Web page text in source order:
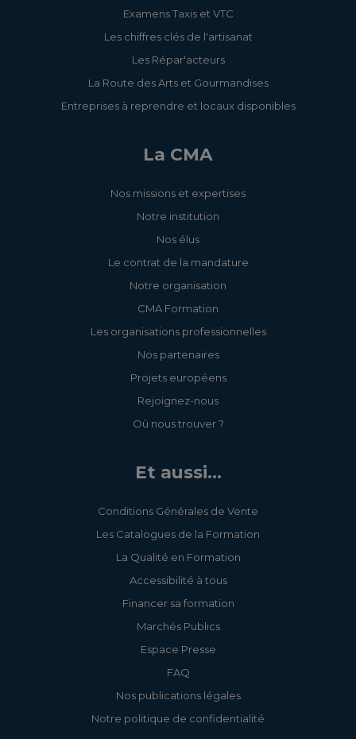
Examens Taxis et VTC
Les chiffres clés de l'artisanat
Les Répar'acteurs
La Route des Arts et Gourmandises
Entreprises à reprendre et locaux disponibles
La CMA
Nos missions et expertises
Notre institution
Nos élus
Le contrat de la mandature
Notre organisation
CMA Formation
Les organisations professionnelles
Nos partenaires
Projets européens
Rejoignez-nous
Où nous trouver ?
Et aussi...
Conditions Générales de Vente
Les Catalogues de la Formation
La Qualité en Formation
Accessibilité à tous
Financer sa formation
Marchés Publics
Espace Presse
FAQ
Nos publications légales
Notre politique de confidentialité